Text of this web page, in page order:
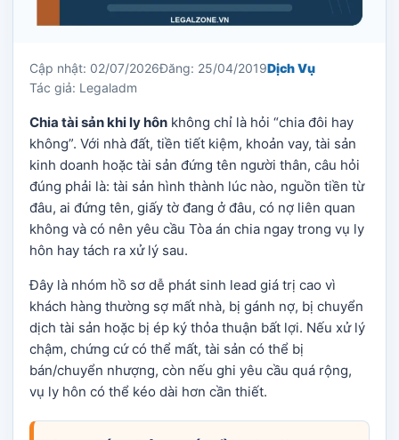
Cập nhật: 02/07/2026Đăng: 25/04/2019Dịch Vụ
Tác giả: Legaladm
Chia tài sản khi ly hôn không chỉ là hỏi “chia đôi hay
không”. Với nhà đất, tiền tiết kiệm, khoản vay, tài sản
kinh doanh hoặc tài sản đứng tên người thân, câu hỏi
đúng phải là: tài sản hình thành lúc nào, nguồn tiền từ
đâu, ai đứng tên, giấy tờ đang ở đâu, có nợ liên quan
không và có nên yêu cầu Tòa án chia ngay trong vụ ly
hôn hay tách ra xử lý sau.
Đây là nhóm hồ sơ dễ phát sinh lead giá trị cao vì
khách hàng thường sợ mất nhà, bị gánh nợ, bị chuyển
dịch tài sản hoặc bị ép ký thỏa thuận bất lợi. Nếu xử lý
chậm, chứng cứ có thể mất, tài sản có thể bị
bán/chuyển nhượng, còn nếu ghi yêu cầu quá rộng,
vụ ly hôn có thể kéo dài hơn cần thiết.